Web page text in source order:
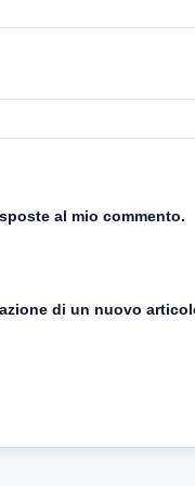
al mio commento.
di un nuovo